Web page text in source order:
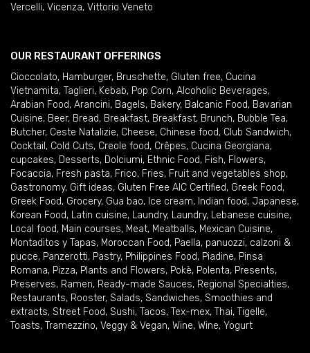
Vercelli, Vicenza, Vittorio Veneto
OUR RESTAURANT OFFERINGS
Cioccolato, Hamburger, Bruschette, Gluten free, Cucina
Vietnamita, Taglieri, Kebab, Pop Corn, Alcoholic Beverages,
Arabian Food, Arancini, Bagels, Bakery, Balcanic Food, Bavarian
Cuisine, Beer, Bread, Breakfast, Breakfast, Brunch, Bubble Tea,
Butcher, Ceste Natalizie, Cheese, Chinese food, Club Sandwich,
Cocktail , Cold Cuts, Creole food, Crêpes, Cucina Georgiana,
cupcakes, Desserts, Dolciumi, Ethnic Food, Fish, Flowers,
Focaccia, Fresh pasta, Frico, Fries, Fruit and vegetables shop,
Gastronomy, Gift ideas, Gluten Free AIC Certified, Greek Food,
Greek Food, Grocery, Gua bao, Ice cream, Indian food, Japanese,
Korean Food, Latin cuisine, Laundry, Laundry, Lebanese cuisine,
Local food, Main courses, Meat, Meatballs, Mexican Cuisine,
Montaditos y Tapas, Moroccan Food, Paella, panuozzi, calzoni &
pucce, Panzerotti, Pastry, Philippines Food, Piadine, Pinsa
Romana, Pizza, Plants and Flowers, Pokè, Polenta, Presents,
Preserves, Ramen, Ready-made Sauces, Regional Specialties,
Restaurants, Rooster, Salads, Sandwiches, Smoothies and
extracts, Street Food, Sushi, Tacos, Tex-mex, Thai, Tigelle,
Toasts, Tramezzino, Veggy & Vegan, Wine, Wine, Yogurt